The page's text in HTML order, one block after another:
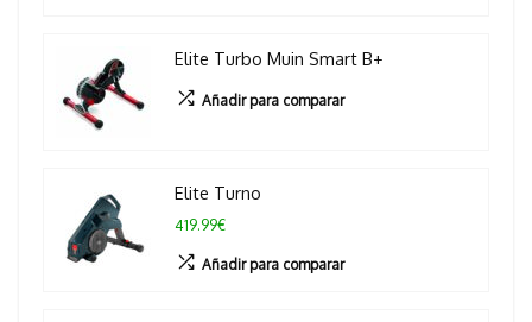
Elite Turbo Muin Smart B+
Añadir para comparar
Elite Turno
419.99€
Añadir para comparar